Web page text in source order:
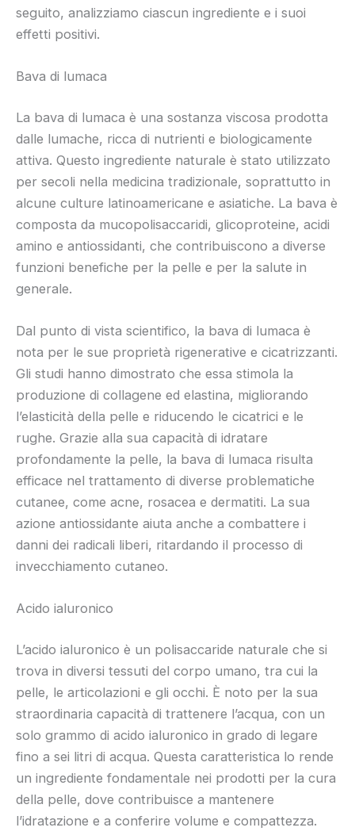
seguito, analizziamo ciascun ingrediente e i suoi
effetti positivi.
Bava di lumaca
La bava di lumaca è una sostanza viscosa prodotta
dalle lumache, ricca di nutrienti e biologicamente
attiva. Questo ingrediente naturale è stato utilizzato
per secoli nella medicina tradizionale, soprattutto in
alcune culture latinoamericane e asiatiche. La bava è
composta da mucopolisaccaridi, glicoproteine, acidi
amino e antiossidanti, che contribuiscono a diverse
funzioni benefiche per la pelle e per la salute in
generale.
Dal punto di vista scientifico, la bava di lumaca è
nota per le sue proprietà rigenerative e cicatrizzanti.
Gli studi hanno dimostrato che essa stimola la
produzione di collagene ed elastina, migliorando
l’elasticità della pelle e riducendo le cicatrici e le
rughe. Grazie alla sua capacità di idratare
profondamente la pelle, la bava di lumaca risulta
efficace nel trattamento di diverse problematiche
cutanee, come acne, rosacea e dermatiti. La sua
azione antiossidante aiuta anche a combattere i
danni dei radicali liberi, ritardando il processo di
invecchiamento cutaneo.
Acido ialuronico
L’acido ialuronico è un polisaccaride naturale che si
trova in diversi tessuti del corpo umano, tra cui la
pelle, le articolazioni e gli occhi. È noto per la sua
straordinaria capacità di trattenere l’acqua, con un
solo grammo di acido ialuronico in grado di legare
fino a sei litri di acqua. Questa caratteristica lo rende
un ingrediente fondamentale nei prodotti per la cura
della pelle, dove contribuisce a mantenere
l’idratazione e a conferire volume e compattezza.